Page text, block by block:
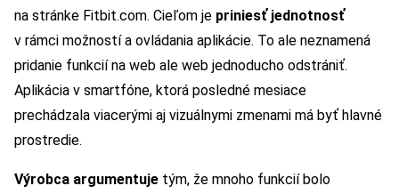
na stránke Fitbit.com. Cieľom je priniesť jednotnosť
v rámci možností a ovládania aplikácie. To ale neznamená
pridanie funkcií na web ale web jednoducho odstrániť.
Aplikácia v smartfóne, ktorá posledné mesiace
prechádzala viacerými aj vizuálnymi zmenami má byť hlavné
prostredie.
Výrobca argumentuje tým, že mnoho funkcií bolo